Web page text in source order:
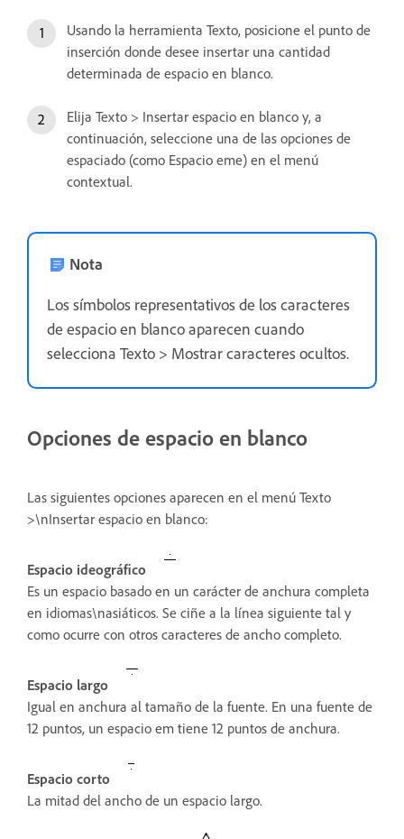
Usando la herramienta Texto, posicione el punto de
inserción donde desee insertar una cantidad
determinada de espacio en blanco.
Elija Texto > Insertar espacio en blanco y, a
continuación, seleccione una de las opciones de
espaciado (como Espacio eme) en el menú
contextual.
Nota
Los símbolos representativos de los caracteres
de espacio en blanco aparecen cuando
selecciona Texto > Mostrar caracteres ocultos.
Opciones de espacio en blanco
Las siguientes opciones aparecen en el menú Texto
>\nInsertar espacio en blanco:
Espacio ideográfico
Es un espacio basado en un carácter de anchura completa
en idiomas\nasiáticos. Se ciñe a la línea siguiente tal y
como ocurre con otros caracteres de ancho completo.
Espacio largo
Igual en anchura al tamaño de la fuente. En una fuente de
12 puntos, un espacio em tiene 12 puntos de anchura.
Espacio corto
La mitad del ancho de un espacio largo.